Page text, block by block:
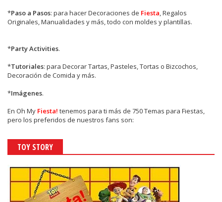
*Paso a Pasos: para hacer Decoraciones de Fiesta, Regalos
Originales, Manualidades y más, todo con moldes y plantillas.
*Party Activities.
*Tutoriales: para Decorar Tartas, Pasteles, Tortas o Bizcochos,
Decoración de Comida y más.
*Imágenes.
En Oh My Fiesta! tenemos para ti más de 750 Temas para Fiestas,
pero los preferidos de nuestros fans son:
TOY STORY